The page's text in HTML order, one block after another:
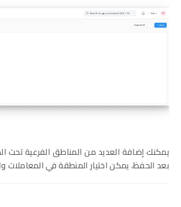
يمكنك إضافة العديد من المناطق الفرعية تحت
بعد الحفظ، يمكن اختيار المنطقة في المعاملات